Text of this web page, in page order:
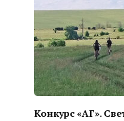
Конкурс «АГ».